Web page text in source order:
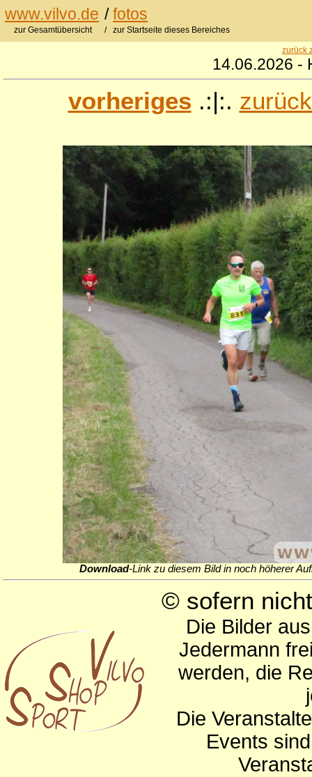
www.vilvo.de /fotos
zur Gesamtübersicht / zur Startseite dieses Bereiches
zurück
14.06.2026 -
vorheriges .:|:.
Download-Link zu diesem Bild in noch höherer
© sofern
Die Bilder
Jedermann
werden, die
Die
Events